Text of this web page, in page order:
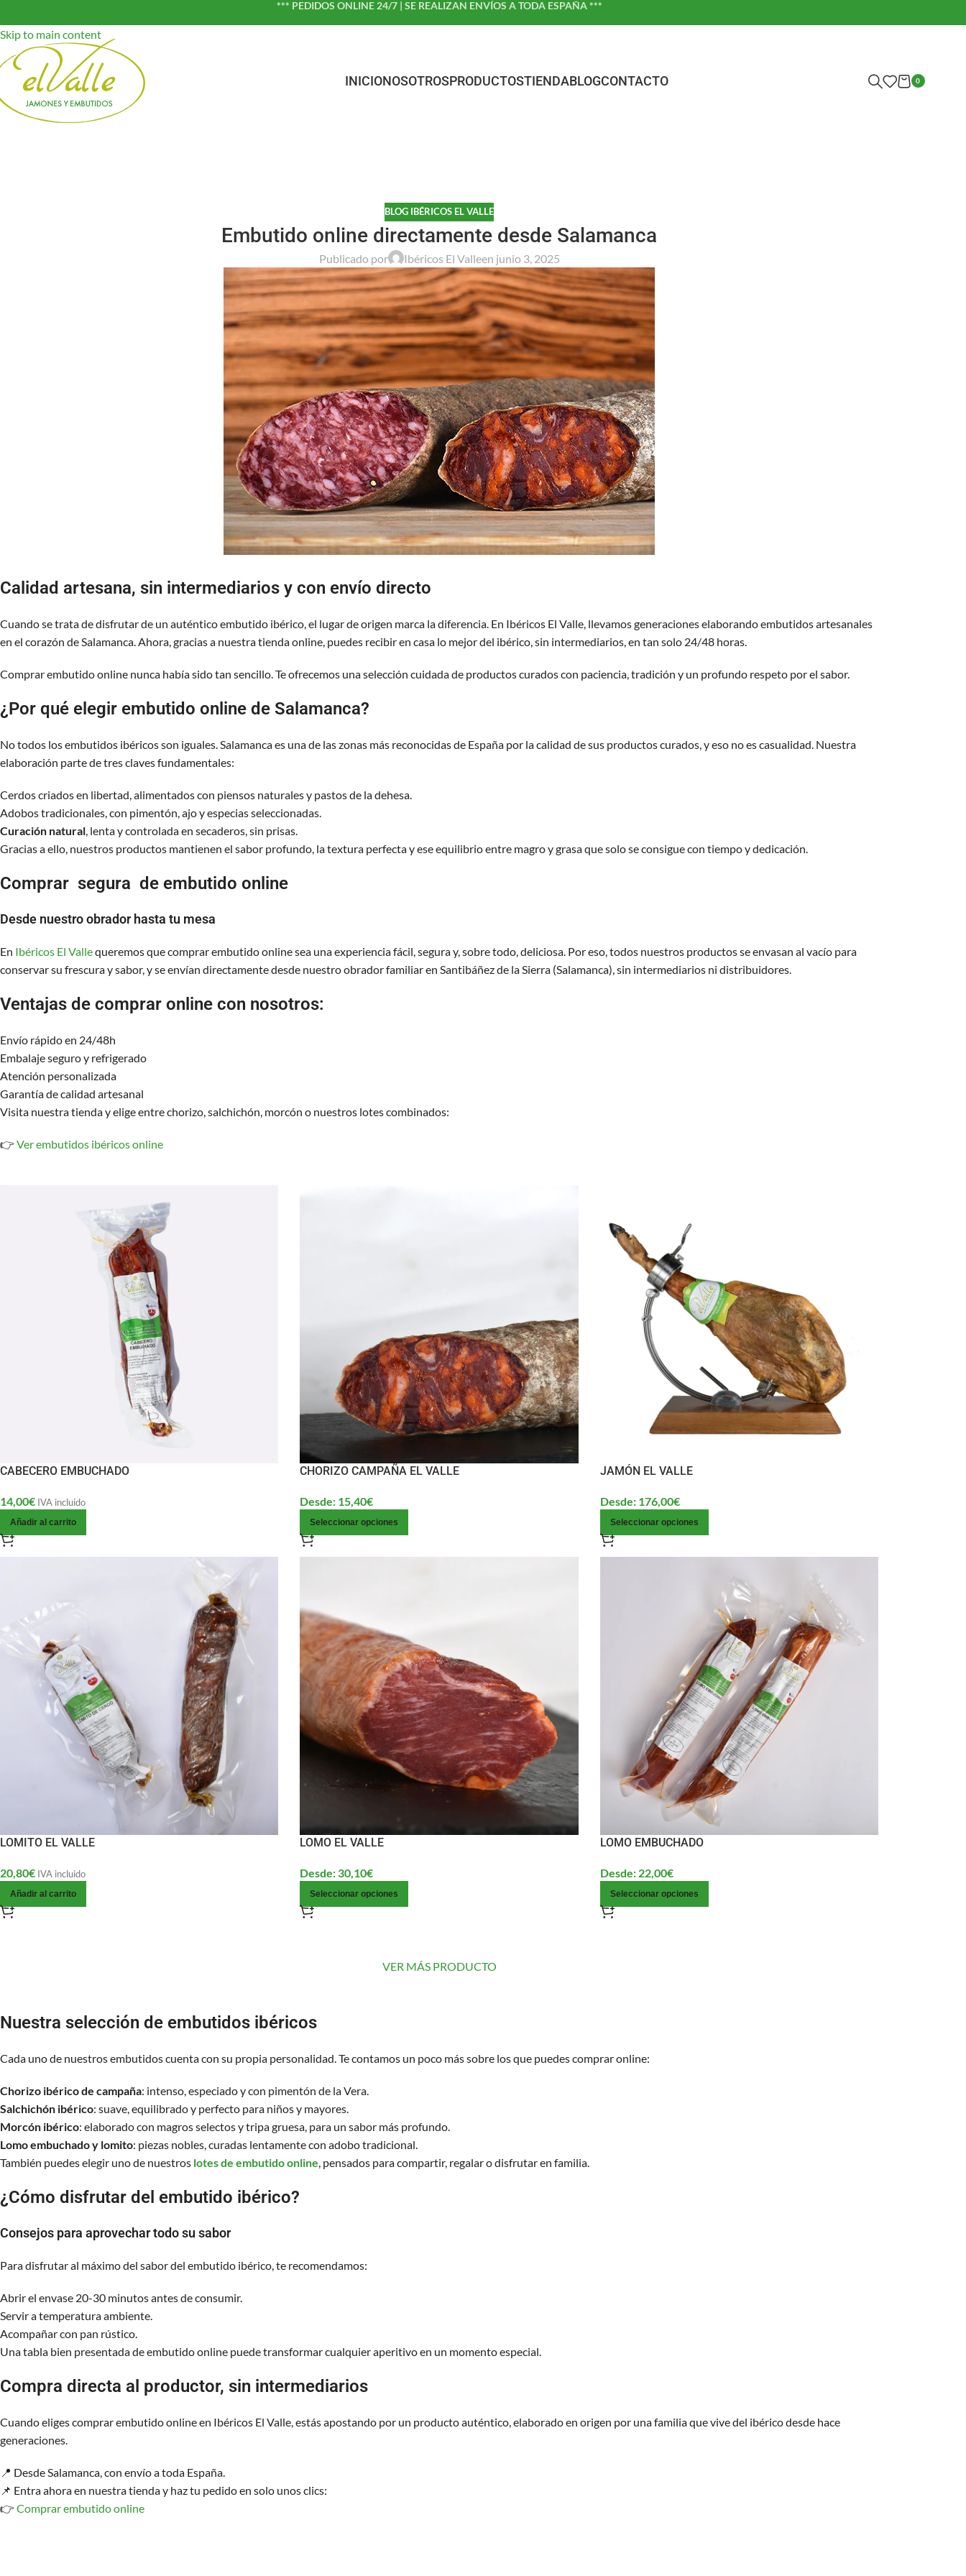
Skip to main content
*** PEDIDOS ONLINE 24/7 | SE REALIZAN ENVÍOS A TODA ESPAÑA ***
INICIONOSOTROSPRODUCTOSTIENDABLOGCONTACTO 0
BLOG IBÉRICOS EL VALLE
Embutido online directamente desde Salamanca
Publicado por Ibéricos El Valleen junio 3, 2025
Calidad artesana, sin intermediarios y con envío directo
Cuando se trata de disfrutar de un auténtico embutido ibérico, el lugar de origen marca la diferencia. En Ibéricos El Valle, llevamos generaciones elaborando embutidos artesanales
en el corazón de Salamanca. Ahora, gracias a nuestra tienda online, puedes recibir en casa lo mejor del ibérico, sin intermediarios, en tan solo 24/48 horas.
Comprar embutido online nunca había sido tan sencillo. Te ofrecemos una selección cuidada de productos curados con paciencia, tradición y un profundo respeto por el sabor.
¿Por qué elegir embutido online de Salamanca?
No todos los embutidos ibéricos son iguales. Salamanca es una de las zonas más reconocidas de España por la calidad de sus productos curados, y eso no es casualidad. Nuestra
elaboración parte de tres claves fundamentales:
Cerdos criados en libertad, alimentados con piensos naturales y pastos de la dehesa.
Adobos tradicionales, con pimentón, ajo y especias seleccionadas.
Curación natural , lenta y controlada en secaderos, sin prisas.
Gracias a ello, nuestros productos mantienen el sabor profundo, la textura perfecta y ese equilibrio entre magro y grasa que solo se consigue con tiempo y dedicación.
Comprar segura de embutido online
Desde nuestro obrador hasta tu mesa
En Ibéricos El Vallequeremos que comprar embutido online sea una experiencia fácil, segura y, sobre todo, deliciosa. Por eso, todos nuestros productos se envasan al vacío para
conservar su frescura y sabor, y se envían directamente desde nuestro obrador familiar en Santibáñez de la Sierra (Salamanca), sin intermediarios ni distribuidores.
Ventajas de comprar online con nosotros:
Envío rápido en 24/48h
Embalaje seguro y refrigerado
Atención personalizada
Garantía de calidad artesanal
Visita nuestra tienda y elige entre chorizo, salchichón, morcón o nuestros lotes combinados:
👉 Ver embutidos ibéricos online
CABECERO EMBUCHADO
14,00€ IVA incluido
Añadir al carrito
CHORIZO CAMPAÑA EL VALLE
Desde: 15,40€
Seleccionar opciones
JAMÓN EL VALLE
Desde: 176,00€
Seleccionar opciones
LOMITO EL VALLE
20,80€ IVA incluido
Añadir al carrito
LOMO EL VALLE
Desde: 30,10€
Seleccionar opciones
LOMO EMBUCHADO
Desde: 22,00€
Seleccionar opciones
VER MÁS PRODUCTO
Nuestra selección de embutidos ibéricos
Cada uno de nuestros embutidos cuenta con su propia personalidad. Te contamos un poco más sobre los que puedes comprar online:
Chorizo ibérico de campaña: intenso, especiado y con pimentón de la Vera.
Salchichón ibérico: suave, equilibrado y perfecto para niños y mayores.
Morcón ibérico: elaborado con magros selectos y tripa gruesa, para un sabor más profundo.
Lomo embuchado y lomito: piezas nobles, curadas lentamente con adobo tradicional.
También puedes elegir uno de nuestros lotes de embutido online, pensados para compartir, regalar o disfrutar en familia.
¿Cómo disfrutar del embutido ibérico?
Consejos para aprovechar todo su sabor
Para disfrutar al máximo del sabor del embutido ibérico, te recomendamos:
Abrir el envase 20-30 minutos antes de consumir.
Servir a temperatura ambiente.
Acompañar con pan rústico.
Una tabla bien presentada de embutido online puede transformar cualquier aperitivo en un momento especial.
Compra directa al productor, sin intermediarios
Cuando eliges comprar embutido online en Ibéricos El Valle, estás apostando por un producto auténtico, elaborado en origen por una familia que vive del ibérico desde hace
generaciones.
📍 Desde Salamanca, con envío a toda España.
📌 Entra ahora en nuestra tienda y haz tu pedido en solo unos clics:
👉 Comprar embutido online